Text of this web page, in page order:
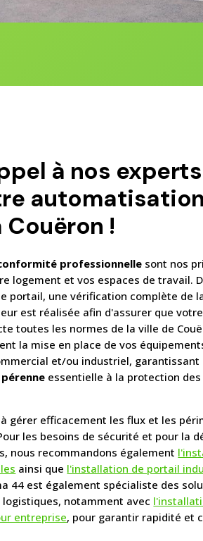
à nos experts
!
professionnelle sont nos
logement et vos espaces de travail.
portail, une vérification complète de
est réalisée afin d'assurer que
toutes les normes de la ville de
la mise en place de vos
et/ou industriel, garantissant
essentielle à la protection
gérer efficacement les flux et les
les besoins de sécurité et pour la
nous recommandons également
ainsi que l'installation de portail
44 est également spécialiste des
notamment avec
entreprise, pour garantir rapidité et